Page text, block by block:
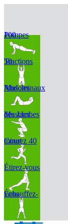
100 Pompes
50 Tractions
Muscles Abdominaux
Muscles des Jambes
Courez 40 minut
Étirez-vous
Échauffez-vous